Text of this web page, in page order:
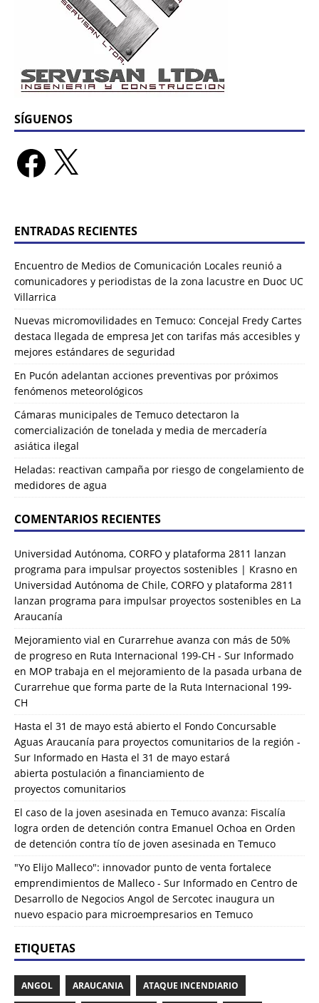
SÍGUENOS
ENTRADAS RECIENTES
Encuentro de Medios de Comunicación Locales reunió a
comunicadores y periodistas de la zona lacustre en Duoc UC
Villarrica
Nuevas micromovilidades en Temuco: Concejal Fredy Cartes
destaca llegada de empresa Jet con tarifas más accesibles y
mejores estándares de seguridad
En Pucón adelantan acciones preventivas por próximos
fenómenos meteorológicos
Cámaras municipales de Temuco detectaron la
comercialización de tonelada y media de mercadería
asiática ilegal
Heladas: reactivan campaña por riesgo de congelamiento de
medidores de agua
COMENTARIOS RECIENTES
Universidad Autónoma, CORFO y plataforma 2811 lanzan
programa para impulsar proyectos sostenibles | Krasno en
Universidad Autónoma de Chile, CORFO y plataforma 2811
lanzan programa para impulsar proyectos sostenibles en La
Araucanía
Mejoramiento vial en Curarrehue avanza con más de 50%
de progreso en Ruta Internacional 199-CH - Sur Informado
en MOP trabaja en el mejoramiento de la pasada urbana de
Curarrehue que forma parte de la Ruta Internacional 199-
CH
Hasta el 31 de mayo está abierto el Fondo Concursable
Aguas Araucanía para proyectos comunitarios de la región -
Sur Informado en Hasta el 31 de mayo estará
abierta postulación a financiamiento de
proyectos comunitarios
El caso de la joven asesinada en Temuco avanza: Fiscalía
logra orden de detención contra Emanuel Ochoa en Orden
de detención contra tío de joven asesinada en Temuco
"Yo Elijo Malleco": innovador punto de venta fortalece
emprendimientos de Malleco - Sur Informado en Centro de
Desarrollo de Negocios Angol de Sercotec inaugura un
nuevo espacio para microempresarios en Temuco
ETIQUETAS
ANGOL ARAUCANIA ATAQUE INCENDIARIO